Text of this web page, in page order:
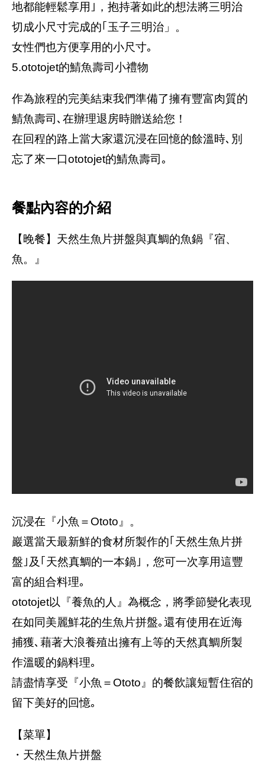
地都能輕鬆享用｣，抱持著如此的想法將三明治
切成小尺寸完成的｢玉子三明治」。
女性們也方便享用的小尺寸｡
5.ototojet的鯖魚壽司小禮物
作為旅程的完美結束我們準備了擁有豐富肉質的
鯖魚壽司､在辦理退房時贈送給您！
在回程的路上當大家還沉浸在回憶的餘溫時､別
忘了來一口ototojet的鯖魚壽司｡
餐點內容的介紹
【晚餐】天然生魚片拼盤與真鯛的魚鍋『宿、
魚。』
沉浸在『小魚＝Ototo』。
巖選當天最新鮮的食材所製作的｢天然生魚片拼
盤｣及｢天然真鯛的一本鍋｣，您可一次享用這豐
富的組合料理｡
ototojet以『養魚的人』為概念，將季節變化表現
在如同美麗鮮花的生魚片拼盤｡還有使用在近海
捕獲､藉著大浪養殖出擁有上等的天然真鯛所製
作溫暖的鍋料理｡
請盡情享受『小魚＝Ototo』的餐飲讓短暫住宿的
留下美好的回憶｡
【菜單】
・天然生魚片拼盤